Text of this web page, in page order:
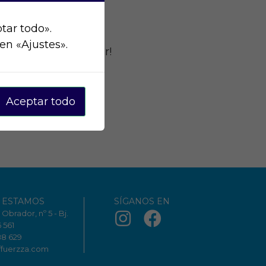
empieza a escribir!
nº 5 - Bj.
629
SÍGANOS EN
todo».
«Ajustes».
Aceptar todo